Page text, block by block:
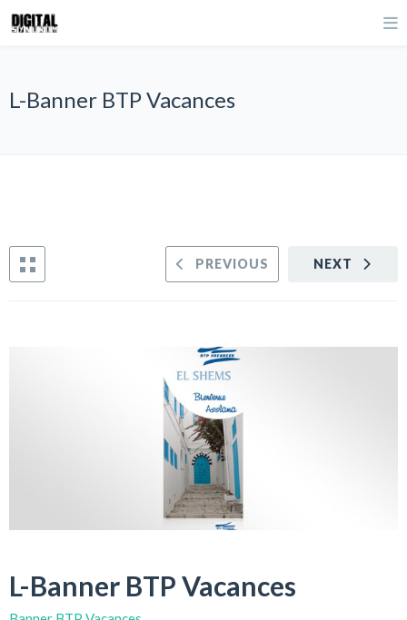
L-Banner BTP Vacances
NEXT
PREVIOUS
L-Banner BTP Vacances